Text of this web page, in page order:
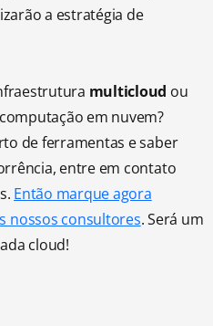
a estratégia de
multicloud ou
em nuvem?
de ferramentas e saber
entre em contato
Então marque agora
nossos consultores. Será um
cloud!